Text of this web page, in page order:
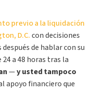
previo a la liquidación
D.C.con decisiones
de hablar con su
a 48 horas tras la
—y usted tampoco
apoyo financiero que